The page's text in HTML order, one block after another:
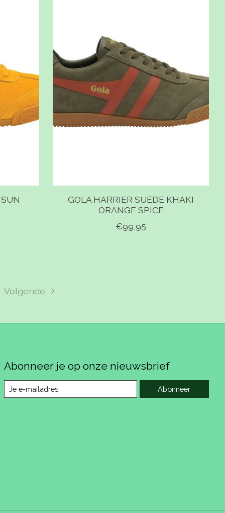
GOLA HARRIER SUEDE KHAKI
ORANGE SPICE
€99,95
Volgende
Abonneer je op onze nieuwsbrief
Abonneer